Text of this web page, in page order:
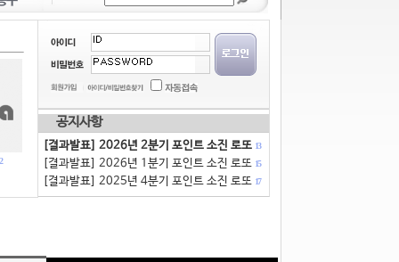
2
공지사항
[결과발표] 2026년 2분기 포인트 소진 로또 13
[결과발표] 2026년 1분기 포인트 소진 로또 15
[결과발표] 2025년 4분기 포인트 소진 로또 17